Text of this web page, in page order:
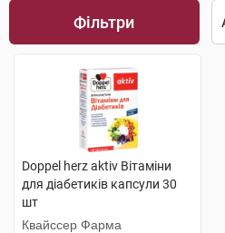
Фільтри
Doppel herz aktiv Вітаміни
для діабетиків капсули 30
шт
Квайссер Фарма